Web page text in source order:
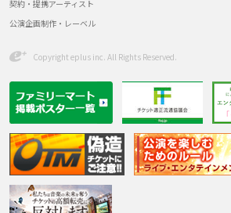
契約・提携アーティスト
公演企画制作・レーベル
Copyright eplus inc. All Rights Reserved.